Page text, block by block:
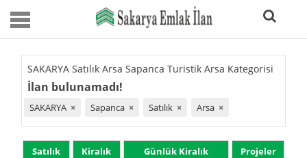
SAKARYA Satılık Arsa Sapanca Turistik Arsa Kategorisi
İlan bulunamadı!
SAKARYA × Sapanca × Satılık × Arsa ×
Satılık Kiralık Günlük Kiralık Projeler